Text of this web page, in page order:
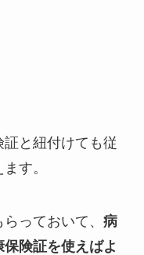
と紐付けても従
す。
っておいて、 病
険証を使えばよ